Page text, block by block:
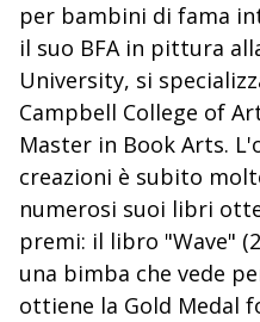
per bambini di fama
il suo BFA in pittura
University, si
Campbell College of
Master in Book Arts.
creazioni è subito
numerosi suoi libri
premi: il libro "Wave"
una bimba che vede
ottiene la Gold Medal